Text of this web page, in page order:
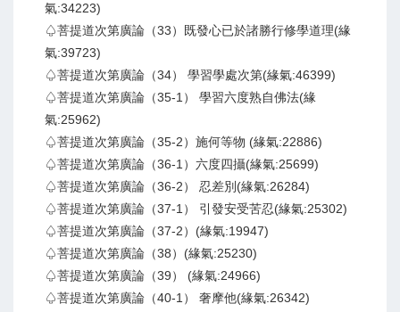
氣:34223)
♤菩提道次第廣論（33）既發心已於諸勝行修學道理(緣
氣:39723)
♤菩提道次第廣論（34） 學習學處次第(緣氣:46399)
♤菩提道次第廣論（35-1） 學習六度熟自佛法(緣
氣:25962)
♤菩提道次第廣論（35-2）施何等物 (緣氣:22886)
♤菩提道次第廣論（36-1）六度四攝(緣氣:25699)
♤菩提道次第廣論（36-2） 忍差別(緣氣:26284)
♤菩提道次第廣論（37-1） 引發安受苦忍(緣氣:25302)
♤菩提道次第廣論（37-2）(緣氣:19947)
♤菩提道次第廣論（38）(緣氣:25230)
♤菩提道次第廣論（39） (緣氣:24966)
♤菩提道次第廣論（40-1） 奢摩他(緣氣:26342)